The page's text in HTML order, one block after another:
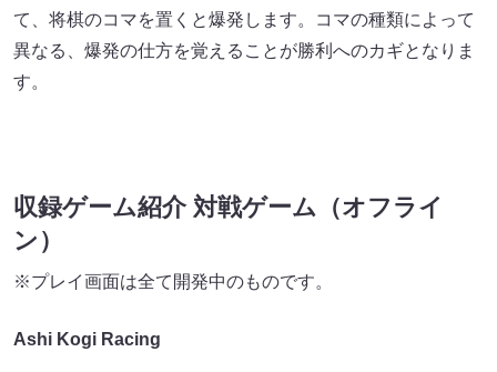
て、将棋のコマを置くと爆発します。コマの種類によって
異なる、爆発の仕方を覚えることが勝利へのカギとなりま
す。
収録ゲーム紹介 対戦ゲーム（オフライ
ン）
※プレイ画面は全て開発中のものです。
Ashi Kogi Racing